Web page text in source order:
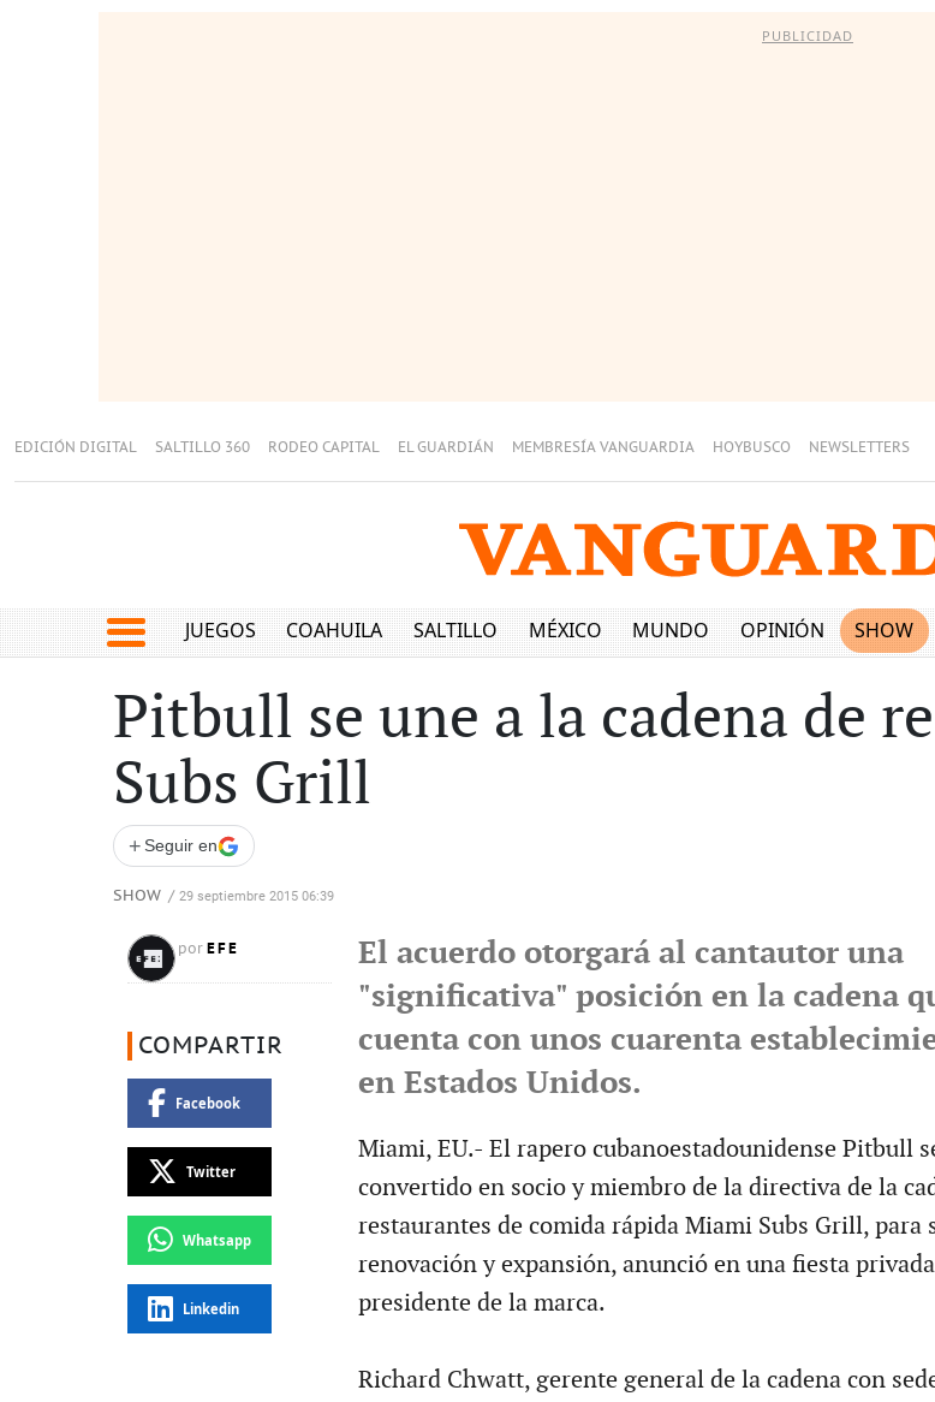
PUBLICIDAD
EDICIÓN DIGITAL SALTILLO 360 RODEO CAPITAL EL GUARDIÁN MEMBRESÍA VANGUARDIA HOYBUSCO NEWSLETTERS
JUEGOS COAHUILA SALTILLO MÉXICO MUNDO OPINIÓN SHOW
Pitbull se une a la cadena de
Subs Grill
+ Seguir en
SHOW / 29 septiembre 2015 06:39
por EFE
COMPARTIR
Facebook
Twitter
Whatsapp
Linkedin
El acuerdo otorgará al cantautor una
"significativa" posición en la cadena
cuenta con unos cuarenta
en Estados Unidos.
Miami, EU.- El rapero cubanoestadounidense Pitbull
convertido en socio y miembro de la directiva de la
restaurantes de comida rápida Miami Subs Grill, para
renovación y expansión, anunció en una fiesta
presidente de la marca.
Richard Chwatt, gerente general de la cadena con